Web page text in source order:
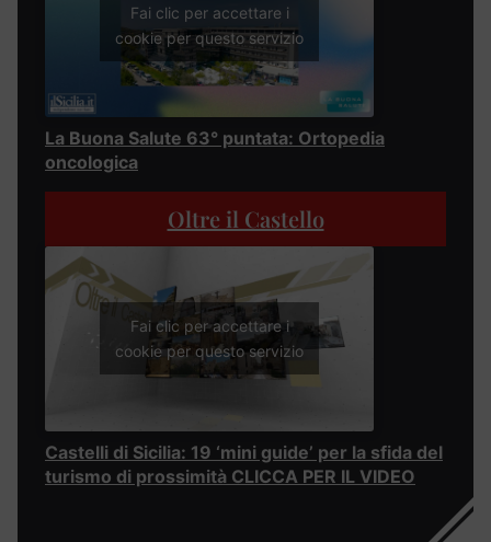
Fai clic per accettare i
cookie per questo servizio
La Buona Salute 63° puntata: Ortopedia
oncologica
Oltre il Castello
Fai clic per accettare i
cookie per questo servizio
Castelli di Sicilia: 19 ‘mini guide’ per la sfida del
turismo di prossimità CLICCA PER IL VIDEO